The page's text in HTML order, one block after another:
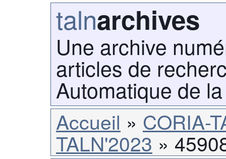
talnarchives
Une archive
articles de
Automatique de
Accueil CORIA-
TALN'2023